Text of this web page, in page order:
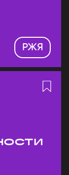
РЖЯ